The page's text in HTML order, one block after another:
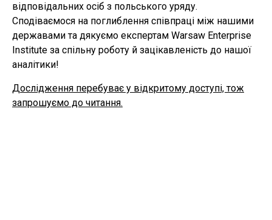
відповідальних осіб з польського уряду.
Сподіваємося на поглиблення співпраці між нашими
державами та дякуємо експертам Warsaw Enterprise
Institute за спільну роботу й зацікавленість до нашої
аналітики!
Дослідження перебуває у відкритому доступі, тож
запрошуємо до читання.